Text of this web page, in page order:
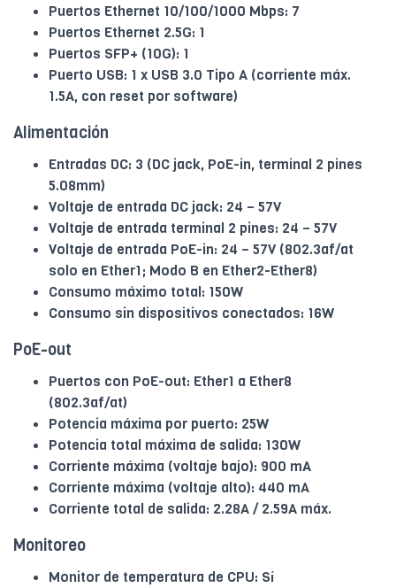
Puertos Ethernet 10/100/1000 Mbps: 7
Puertos Ethernet 2.5G: 1
Puertos SFP+ (10G): 1
Puerto USB: 1 x USB 3.0 Tipo A (corriente máx.
1.5A, con reset por software)
Alimentación
Entradas DC: 3 (DC jack, PoE-in, terminal 2 pines
5.08mm)
Voltaje de entrada DC jack: 24 – 57V
Voltaje de entrada terminal 2 pines: 24 – 57V
Voltaje de entrada PoE-in: 24 – 57V (802.3af/at
solo en Ether1; Modo B en Ether2-Ether8)
Consumo máximo total: 150W
Consumo sin dispositivos conectados: 16W
PoE-out
Puertos con PoE-out: Ether1 a Ether8
(802.3af/at)
Potencia máxima por puerto: 25W
Potencia total máxima de salida: 130W
Corriente máxima (voltaje bajo): 900 mA
Corriente máxima (voltaje alto): 440 mA
Corriente total de salida: 2.28A / 2.59A máx.
Monitoreo
Monitor de temperatura de CPU: Sí